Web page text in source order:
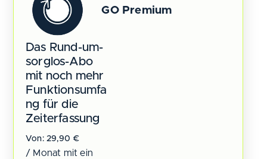
GO Premium
Das Rund-um-
sorglos-Abo
mit noch mehr
Funktionsumfa
ng für die
Zeiterfassung
Von: 29,90 €
/ Monat mit ein